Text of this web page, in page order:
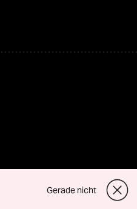
Gerade nicht